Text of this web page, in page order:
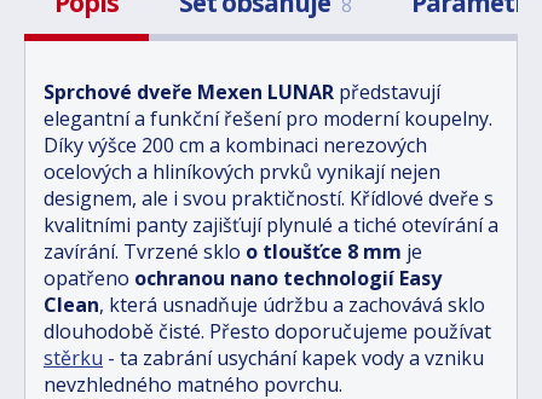
Sprchové dveře Mexen LUNAR představují
elegantní a funkční řešení pro moderní koupelny.
Díky výšce 200 cm a kombinaci nerezových
ocelových a hliníkových prvků vynikají nejen
designem, ale i svou praktičností. Křídlové dveře s
kvalitními panty zajišťují plynulé a tiché otevírání a
zavírání. Tvrzené sklo o tloušťce 8 mm je
opatřeno ochranou nano technologií Easy
Clean, která usnadňuje údržbu a zachovává sklo
dlouhodobě čisté. Přesto doporučujeme používat
stěrku - ta zabrání usychání kapek vody a vzniku
nevzhledného matného povrchu.